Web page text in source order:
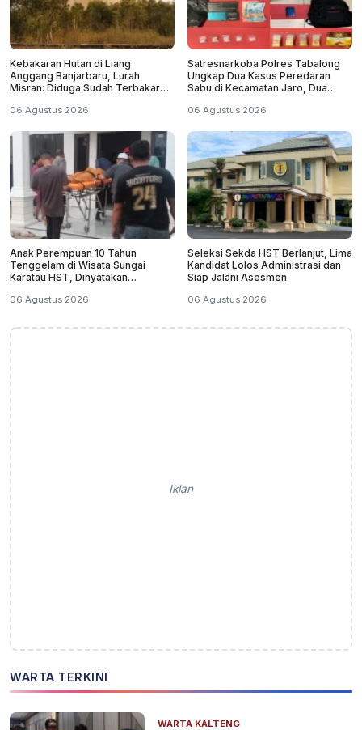
Kebakaran Hutan di Liang
Anggang Banjarbaru, Lurah
Misran: Diduga Sudah Terbakar
06 Agustus 2026
Satresnarkoba Polres Tabalong
Ungkap Dua Kasus Peredaran
Sabu di Kecamatan Jaro, Dua
06 Agustus 2026
Anak Perempuan 10 Tahun
Tenggelam di Wisata Sungai
Karatau HST, Dinyatakan
06 Agustus 2026
Seleksi Sekda HST Berlanjut, Lima
Kandidat Lolos Administrasi dan
Siap Jalani Asesmen
06 Agustus 2026
Iklan
WARTA TERKINI
WARTA KALTENG